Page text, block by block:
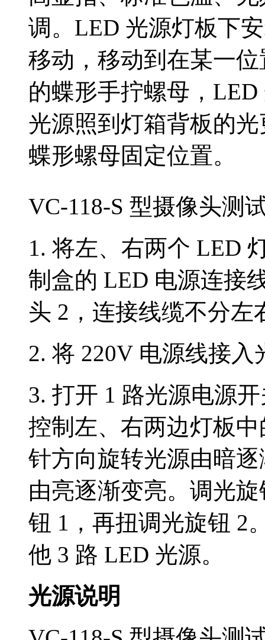
调。 LED 光源灯板下
移动，移动到在某一
的蝶形手拧螺母， LED
光源照到灯箱背板的
蝶形螺母固定位置。
VC-118-S 型摄像头测
1. 将左、右两个 LED
制盒的 LED 电源连接
头 2，连接线缆不分左
2. 将 220V 电源线接
3. 打开 1 路光源电源
控制左、右两边灯板
针方向旋转光源由暗
由亮逐渐变亮。调光
钮 1，再扭调光旋钮 2
他 3 路 LED 光源。
光源说明